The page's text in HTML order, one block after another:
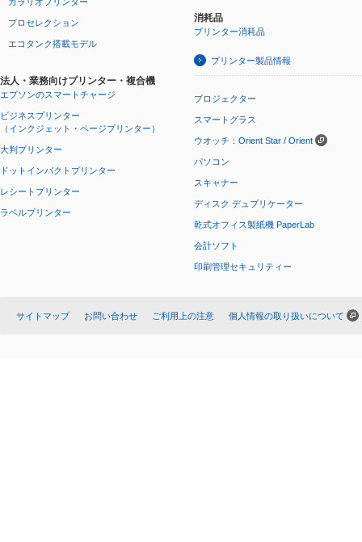
プロセレクション
エコタンク搭載モデル
法人・業務向けプリンター・複合機
エプソンのスマートチャージ
ビジネスプリンター
（インクジェット・ページプリンター）
大判プリンター
ドットインパクトプリンター
レシートプリンター
ラベルプリンター
消耗品
プリンター消耗品
プリンター製品情報
プロジェクター
スマートグラス
ウオッチ：Orient Star / Orient
パソコン
スキャナー
ディスク デュプリケーター
乾式オフィス製紙機 PaperLab
会計ソフト
印刷管理セキュリティー
サイトマップ お問い合わせ ご利用上の注意 個人情報の取り扱いについて